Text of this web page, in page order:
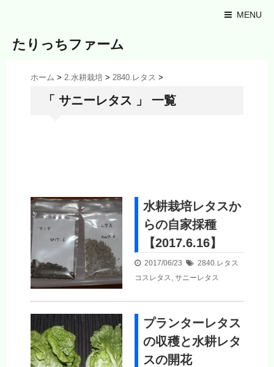
MENU
たりっちファーム
ホーム > 2.水耕栽培 > 2840.レタス >
「 サニーレタス 」 一覧
水耕栽培レタスか
らの自家採種
【2017.6.16】
2017/06/23
2840.レタス
コスレタス, サニーレタス
プランターレタス
の収穫と水耕レタ
スの開花